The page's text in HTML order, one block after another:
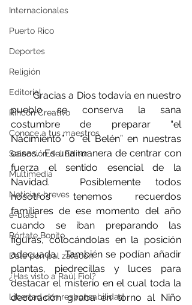
Internacionales
Puerto Rico
Deportes
Religión
Editorial
Rincón Creativo
Conoce a tus maestros
Selección del Editor
Multimedia
Noticias breves
e-blast
Pórtate Bonito
Dale pon pal zafacón
¿Has visto a Raúl Fiol?
Libertad con responsabilidad
Gracias a Dios todavía en nuestro
pueblo se conserva la sana
costumbre de preparar “el
Nacimiento” o “el Belén” en nuestras
casas.  Es una manera de centrar con
fuerza el sentido esencial de la
Navidad.  Posiblemente todos
nosotros tenemos recuerdos
familiares de ese momento del año
cuando se iban preparando las
figuras, colocándolas en la posición
adecuada.  También se podían añadir
plantas, piedrecillas y luces para
destacar el misterio en el cual toda la
decoración giraba en torno al Niño